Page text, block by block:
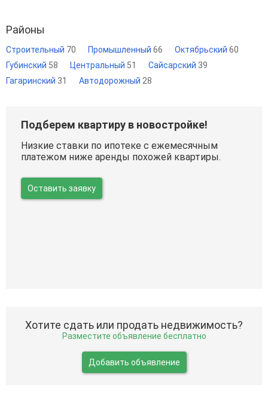
Районы
Строительный 70 Промышленный 66 Октябрьский 60
Губинский 58 Центральный 51 Сайсарский 39
Гагаринский 31 Автодорожный 28
Подберем квартиру в новостройке!
Низкие ставки по ипотеке с ежемесячным
платежом ниже аренды похожей квартиры.
Оставить заявку
Хотите сдать или продать недвижимость?
Разместите объявление бесплатно
Добавить объявление